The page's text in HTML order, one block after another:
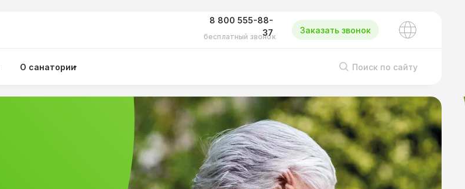
О санатории Поиск по сайту
Заказать звонок
бесплатный звонок
8 800 555-88-
37